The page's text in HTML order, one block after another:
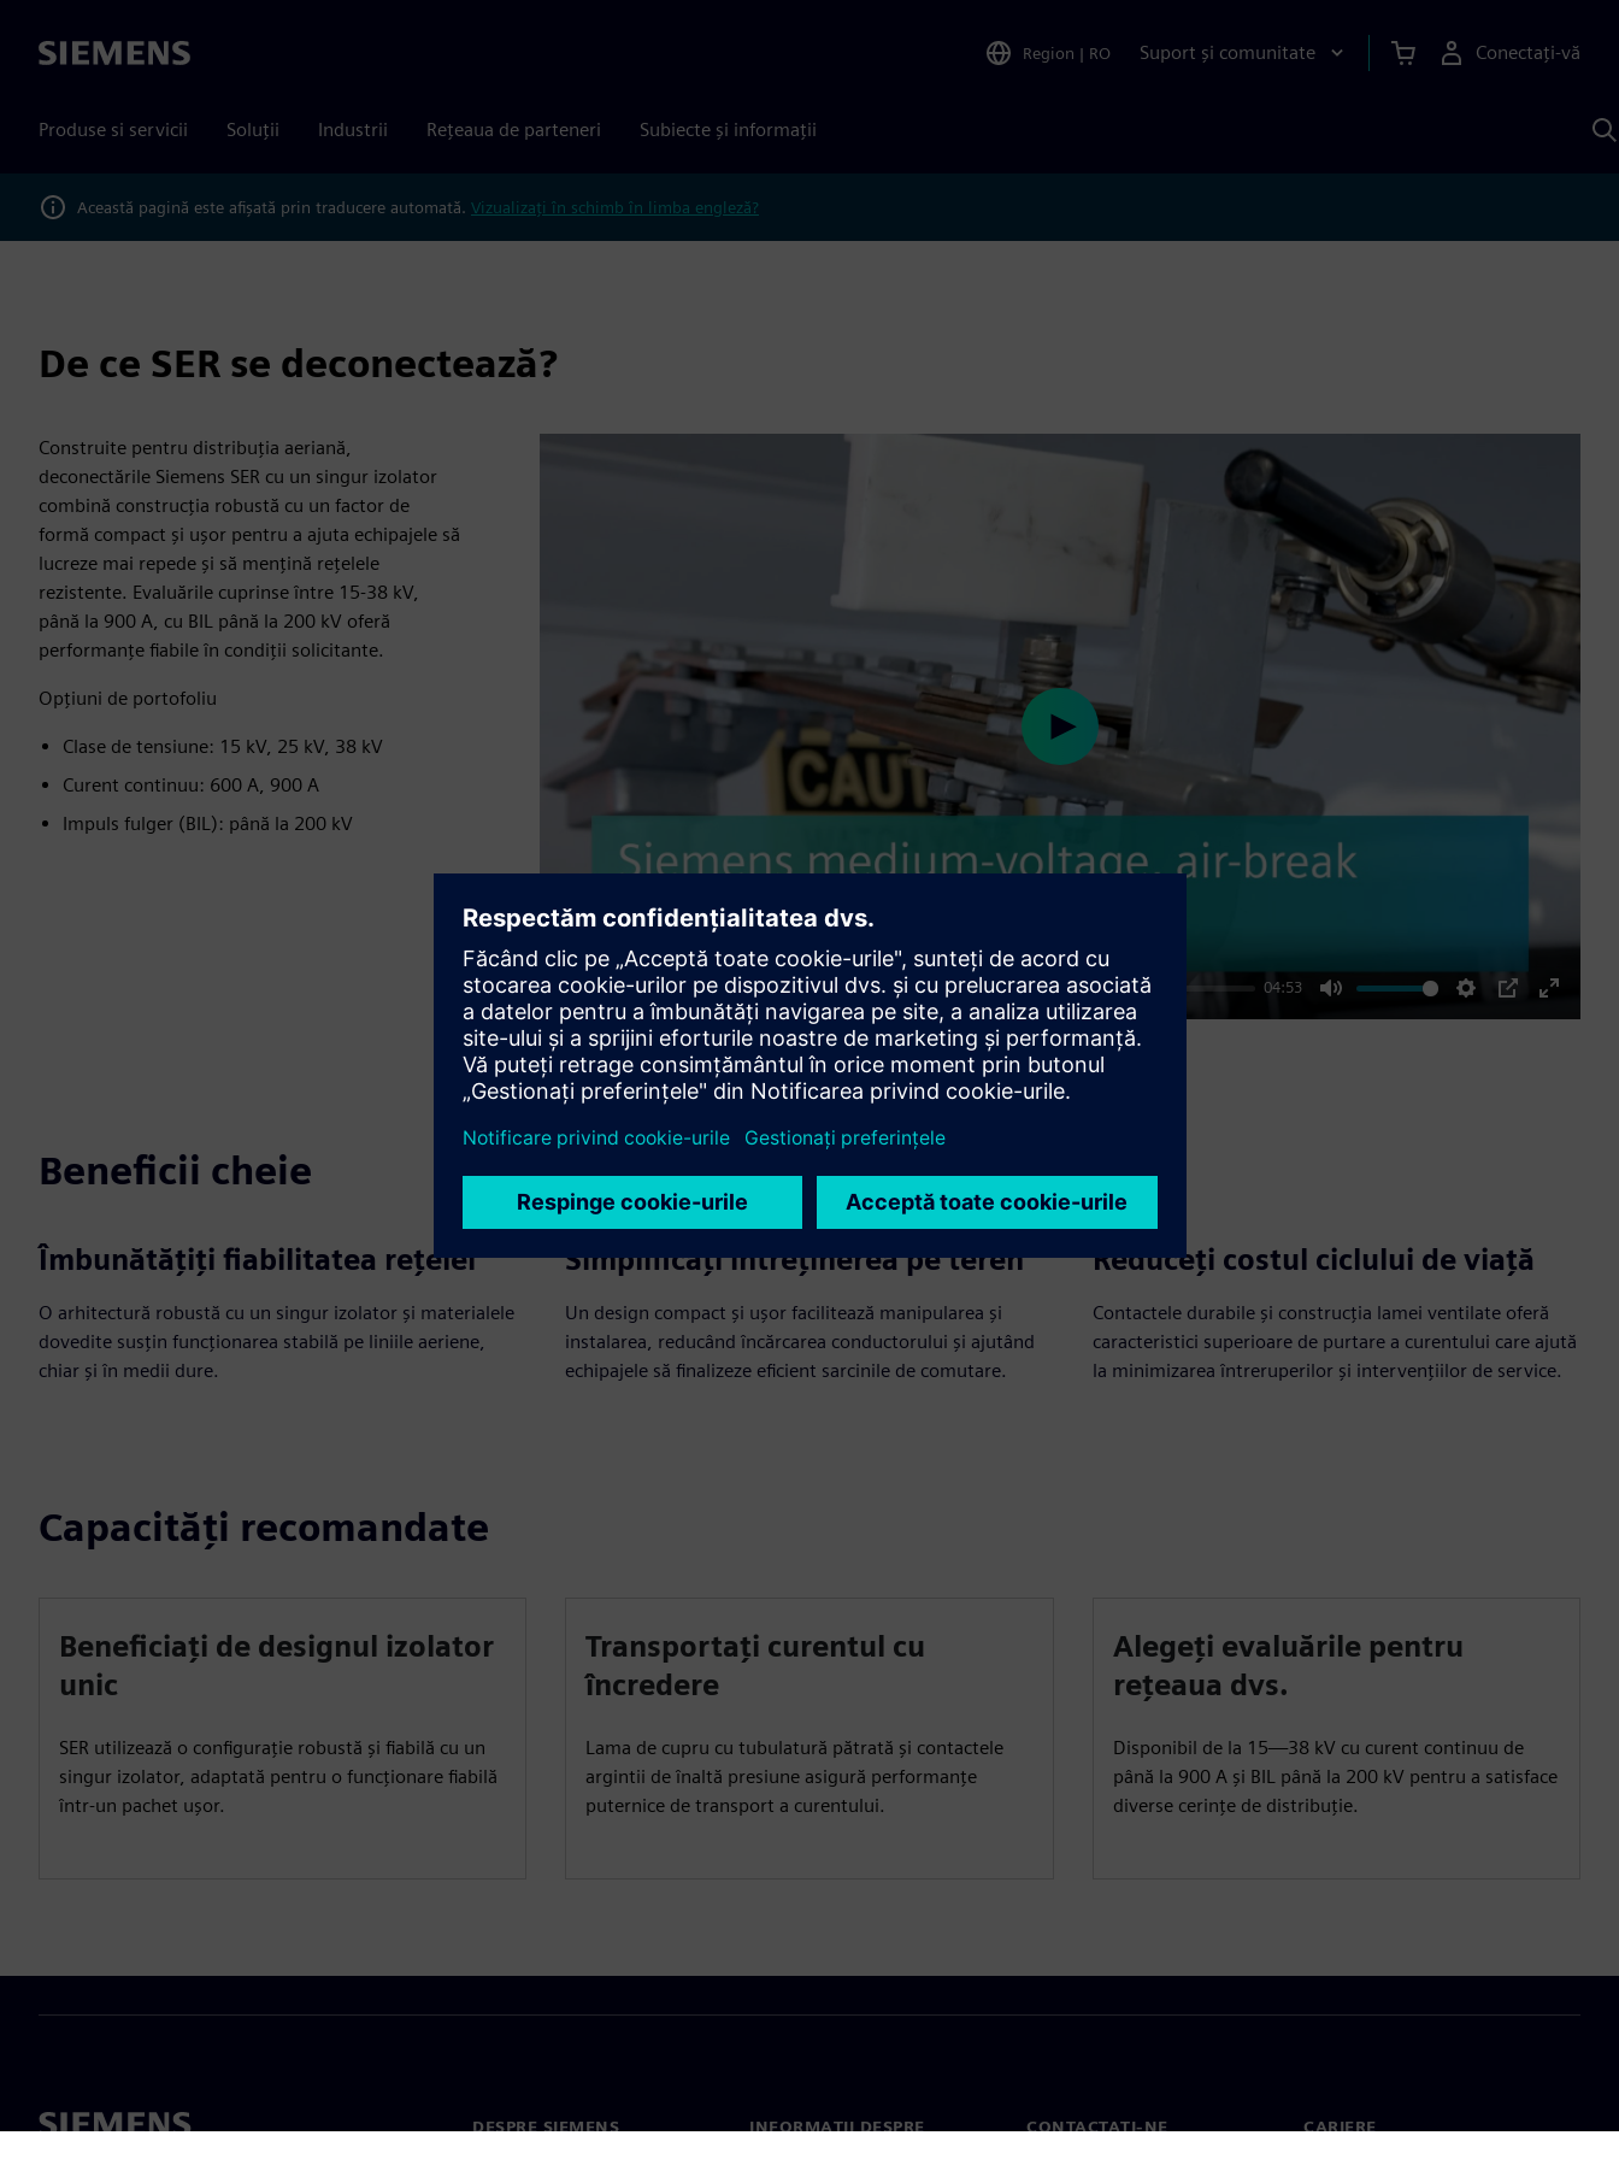
Siemens Region | RO Suport și comunitate Conectați-vă
Produse si servicii Soluții Industrii Rețeaua de parteneri Subiecte și informații
Această pagină este afișată prin traducere automată. Vizualizați în schimb în limba engleză?
De ce SER se deconectează?
Construite pentru distribuția aeriană,
deconectările Siemens SER cu un singur izolator
combină construcția robustă cu un factor de
formă compact și ușor pentru a ajuta echipajele să
lucreze mai repede și să mențină rețelele
rezistente. Evaluările cuprinse între 15-38 kV,
până la 900 A, cu BIL până la 200 kV oferă
performanțe fiabile în condiții solicitante.
Opțiuni de portofoliu
Clase de tensiune: 15 kV, 25 kV, 38 kV
Curent continuu: 600 A, 900 A
Impuls fulger (BIL): până la 200 kV
Play
04:53
Mute Settings
PIP
Enter
Play
Beneficii cheie
Îmbunătățiți fiabilitatea rețelei
O arhitectură robustă cu un singur izolator și materialele
dovedite susțin funcționarea stabilă pe liniile aeriene,
chiar și în medii dure.
Simplificați întreținerea pe teren
Un design compact și ușor facilitează manipularea și
instalarea, reducând încărcarea conductorului și ajutând
echipajele să finalizeze eficient sarcinile de comutare.
Reduceți costul ciclului de viață
Contactele durabile și construcția lamei ventilate oferă
caracteristici superioare de purtare a curentului care ajută
la minimizarea întreruperilor și intervențiilor de service.
Capacități recomandate
Beneficiați de designul izolator
unic
SER utilizează o configurație robustă și fiabilă cu un
singur izolator, adaptată pentru o funcționare fiabilă
într-un pachet ușor.
Transportați curentul cu
încredere
Lama de cupru cu tubulatură pătrată și contactele
argintii de înaltă presiune asigură performanțe
puternice de transport a curentului.
Alegeți evaluările pentru
rețeaua dvs.
Disponibil de la 15—38 kV cu curent continuu de
până la 900 A și BIL până la 200 kV pentru a satisface
diverse cerințe de distribuție.
DESPRE SIEMENS
INFORMAȚII DESPRE
CONTACTAȚI-NE CARIERE